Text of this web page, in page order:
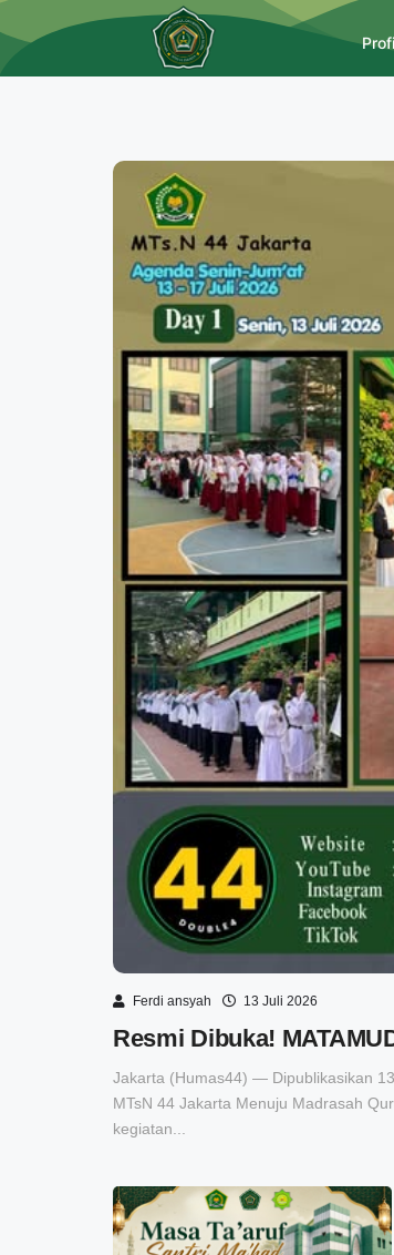
Ferdi ansyah 13 Juli 2026
Resmi Dibuka!
Jakarta (Humas44) — Dipublikasikan
MTsN 44 Jakarta Menuju Madrasah
kegiatan...